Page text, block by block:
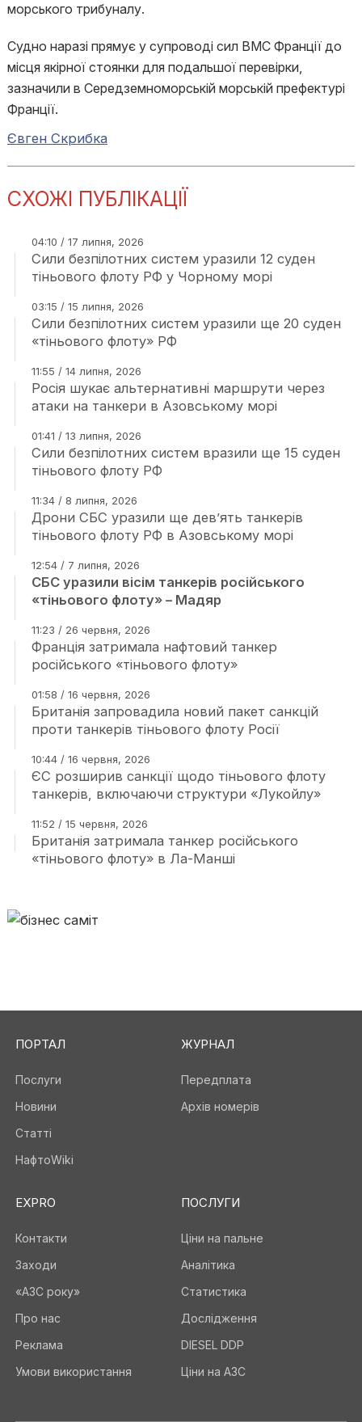
морського трибуналу.
Судно наразі прямує у супроводі сил ВМС Франції до
місця якірної стоянки для подальшої перевірки,
зазначили в Середземноморській морській префектурі
Франції.
Євген Скрибка
СХОЖІ ПУБЛІКАЦІЇ
04:10 / 17 липня, 2026
Сили безпілотних систем уразили 12 суден
тіньового флоту РФ у Чорному морі
03:15 / 15 липня, 2026
Сили безпілотних систем уразили ще 20 суден
«тіньового флоту» РФ
11:55 / 14 липня, 2026
Росія шукає альтернативні маршрути через
атаки на танкери в Азовському морі
01:41 / 13 липня, 2026
Сили безпілотних систем вразили ще 15 суден
тіньового флоту РФ
11:34 / 8 липня, 2026
Дрони СБС уразили ще дев’ять танкерів
тіньового флоту РФ в Азовському морі
12:54 / 7 липня, 2026
СБС уразили вісім танкерів російського
«тіньового флоту» – Мадяр
11:23 / 26 червня, 2026
Франція затримала нафтовий танкер
російського «тіньового флоту»
01:58 / 16 червня, 2026
Британія запровадила новий пакет санкцій
проти танкерів тіньового флоту Росії
10:44 / 16 червня, 2026
ЄС розширив санкції щодо тіньового флоту
танкерів, включаючи структури «Лукойлу»
11:52 / 15 червня, 2026
Британія затримала танкер російського
«тіньового флоту» в Ла-Манші
ПОРТАЛ
Послуги
Новини
Статті
НафтоWiki
ЖУРНАЛ
Передплата
Архів номерів
EXPRO
Контакти
Заходи
«АЗС року»
Про нас
Реклама
Умови використання
ПОСЛУГИ
Ціни на пальне
Аналітика
Статистика
Дослідження
DIESEL DDP
Ціни на АЗС